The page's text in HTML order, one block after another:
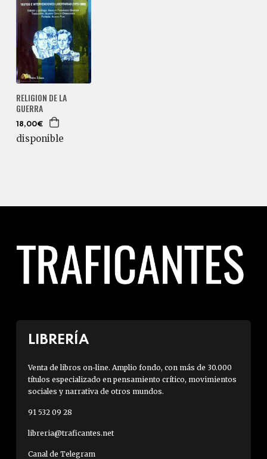
RELIGION DE LA
GUERRA
18,00€
disponible
LIBRERÍA
Venta de libros on-line. Amplio fondo, con más de 30.000
títulos especializado en pensamiento crítico, movimientos
sociales y narrativa de otros mundos.
91 532 09 28
libreria@traficantes.net
Canal de Telegram